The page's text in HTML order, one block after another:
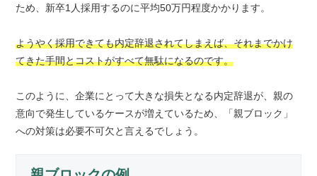
ため、新卒1人採用するのに平均50万円程度かかります。
ようやく採用できても内定辞退されてしまえば、それまでかけ
てきた手間とコストがすべて無駄になるのです。
このように、企業にとって大きな損失となる内定辞退が、親の
意向で発生しているケースが増えているため、「親ブロック」
への対策は必要不可欠と言えるでしょう。